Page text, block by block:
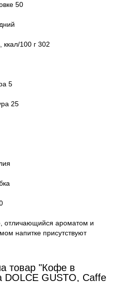
50
ккал/100 г 302
5
25
ароматом и
напитке присутствуют
товар "Кофе в
DOLCE GUSTO, Caffe